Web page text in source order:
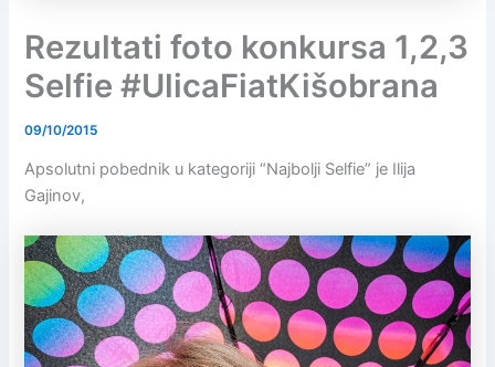
Rezultati foto konkursa 1,2,3
Selfie #UlicaFiatKišobrana
09/10/2015
Apsolutni pobednik u kategoriji “Najbolji Selfie” je Ilija
Gajinov,